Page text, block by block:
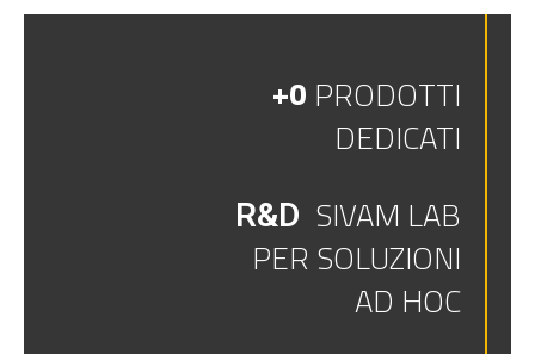
+0PRODOTTI
DEDICATI
R&D SIVAM LAB
PER SOLUZIONI
AD HOC